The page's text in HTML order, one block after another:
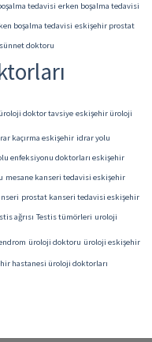
tedavisi erken boşalma tedavisi
boşalma tedavisi eskişehir prostat
doktoru
doktor tavsiye eskişehir üroloji
kaçırma eskişehir idrar yolu
enfeksiyonu doktorları eskişehir
mesane kanseri tedavisi eskişehir
prostat kanseri tedavisi eskişehir
ağrısı Testis tümörleri uroloji
üroloji doktoru üroloji eskişehir
hastanesi üroloji doktorları